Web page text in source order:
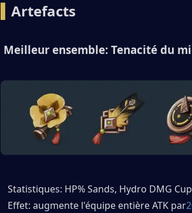
Artefacts
Meilleur ensemble: Tenacité du
Statistiques: HP% Sands, Hydro DMG
Effet: augmente l'équipe entière ATK par